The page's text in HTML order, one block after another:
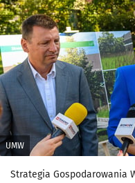
UMW
Strategia Gospodarowania